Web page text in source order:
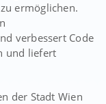
ermöglichen.
verbessert Code
und liefert
der Stadt Wien